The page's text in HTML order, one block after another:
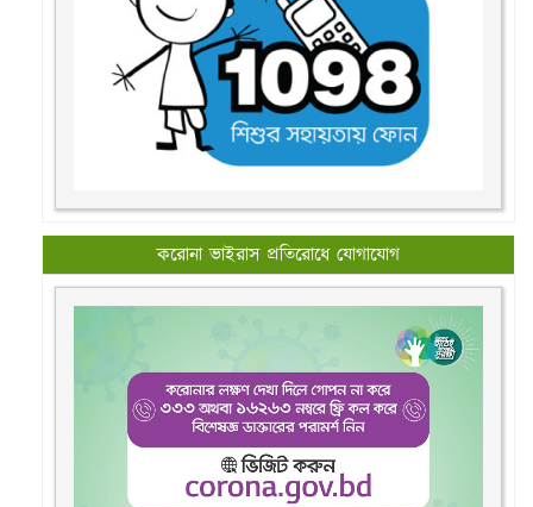
করোনা ভাইরাস প্রতিরোধে যোগাযোগ